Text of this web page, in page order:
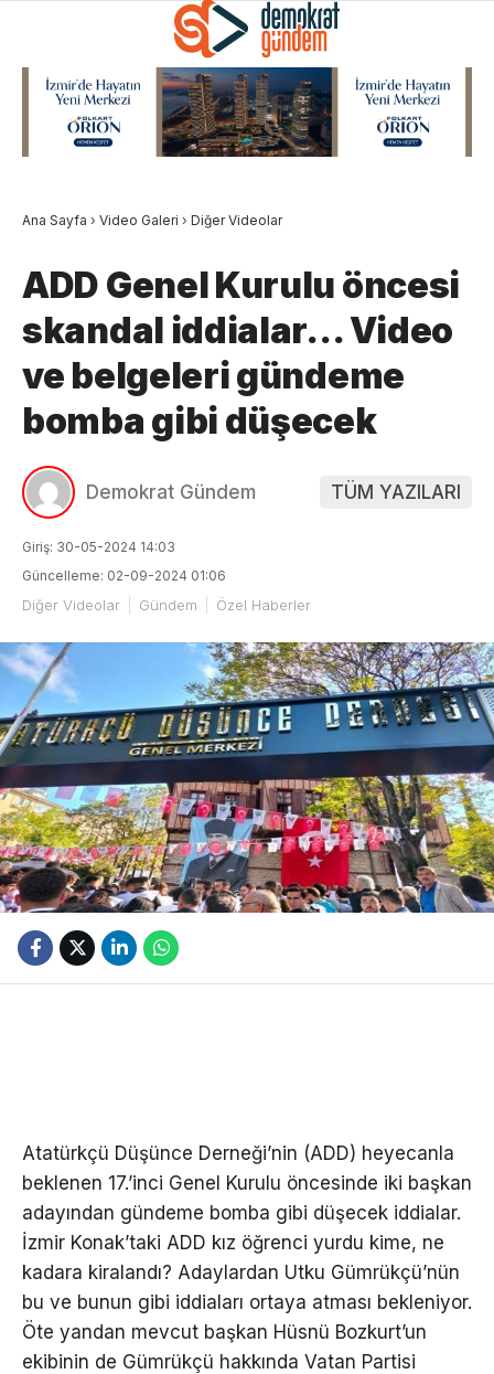
Ana Sayfa › Video Galeri › Diğer Videolar
ADD Genel Kurulu öncesi
skandal iddialar… Video
ve belgeleri gündeme
bomba gibi düşecek
Demokrat Gündem TÜM YAZILARI
Giriş: 30-05-2024 14:03
Güncelleme: 02-09-2024 01:06
Diğer Videolar Gündem Özel Haberler
Atatürkçü Düşünce Derneği’nin (ADD) heyecanla
beklenen 17.’inci Genel Kurulu öncesinde iki başkan
adayından gündeme bomba gibi düşecek iddialar.
İzmir Konak’taki ADD kız öğrenci yurdu kime, ne
kadara kiralandı? Adaylardan Utku Gümrükçü’nün
bu ve bunun gibi iddiaları ortaya atması bekleniyor.
Öte yandan mevcut başkan Hüsnü Bozkurt’un
ekibinin de Gümrükçü hakkında Vatan Partisi